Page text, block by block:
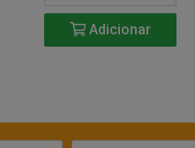
Adicionar